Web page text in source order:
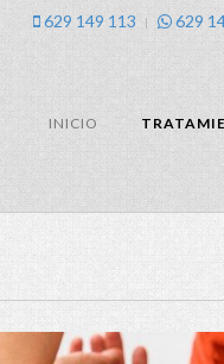
629 149 113 629
INICIO